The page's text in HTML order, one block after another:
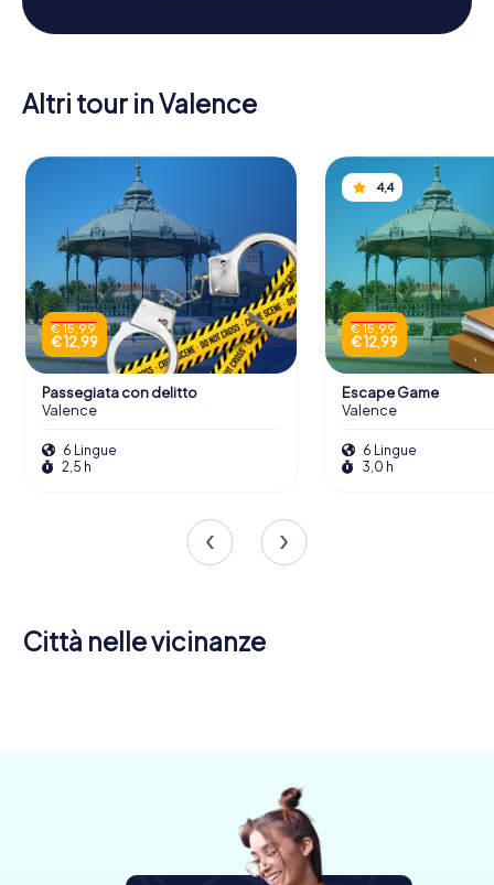
Altri tour in Valence
€ 15,99
€ 12,99
Passegiata con delitto
Valence
6 Lingue
2,5 h
4,4
€ 15,99
€ 12,99
Escape Game
Valence
6 Lingue
3,0 h
Città nelle vicinanze